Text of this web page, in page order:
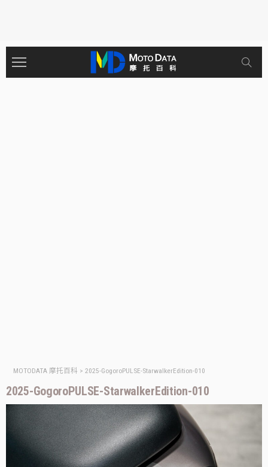
MOTODATA 摩托百科 > 2025-GogoroPULSE-StarwalkerEdition-010
2025-GogoroPULSE-StarwalkerEdition-010